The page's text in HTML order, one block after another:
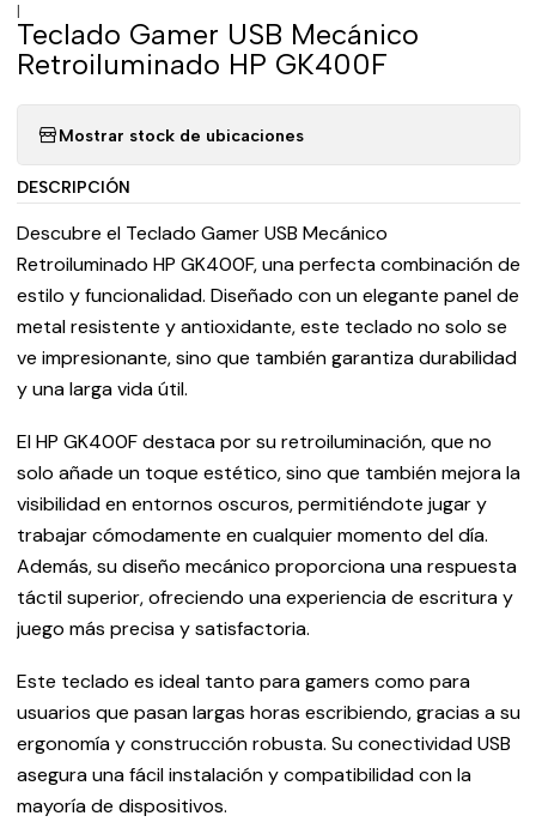
|
Teclado Gamer USB Mecánico
Retroiluminado HP GK400F
Mostrar stock de ubicaciones
DESCRIPCIÓN
Descubre el Teclado Gamer USB Mecánico
Retroiluminado HP GK400F, una perfecta combinación de
estilo y funcionalidad. Diseñado con un elegante panel de
metal resistente y antioxidante, este teclado no solo se
ve impresionante, sino que también garantiza durabilidad
y una larga vida útil.
El HP GK400F destaca por su retroiluminación, que no
solo añade un toque estético, sino que también mejora la
visibilidad en entornos oscuros, permitiéndote jugar y
trabajar cómodamente en cualquier momento del día.
Además, su diseño mecánico proporciona una respuesta
táctil superior, ofreciendo una experiencia de escritura y
juego más precisa y satisfactoria.
Este teclado es ideal tanto para gamers como para
usuarios que pasan largas horas escribiendo, gracias a su
ergonomía y construcción robusta. Su conectividad USB
asegura una fácil instalación y compatibilidad con la
mayoría de dispositivos.